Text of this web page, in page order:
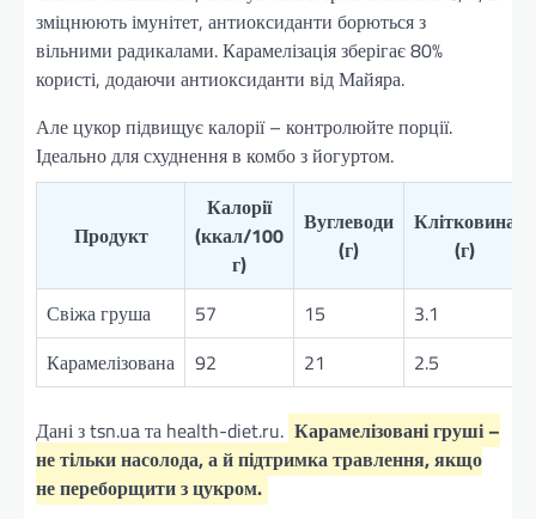
зміцнюють імунітет, антиоксиданти борються з
вільними радикалами. Карамелізація зберігає 80%
користі, додаючи антиоксиданти від Майяра.
Але цукор підвищує калорії – контролюйте порції.
Ідеально для схуднення в комбо з йогуртом.
Продукт
Калорії
(ккал/100
г)
Вуглеводи
(г)
Клітковина
(г)
Свіжа груша 57 15
3.1
Карамелізована
92 21 2.5
Дані з tsn.ua та health-diet.ru. Карамелізовані груші –
не тільки насолода, а й підтримка травлення, якщо
не переборщити з цукром.